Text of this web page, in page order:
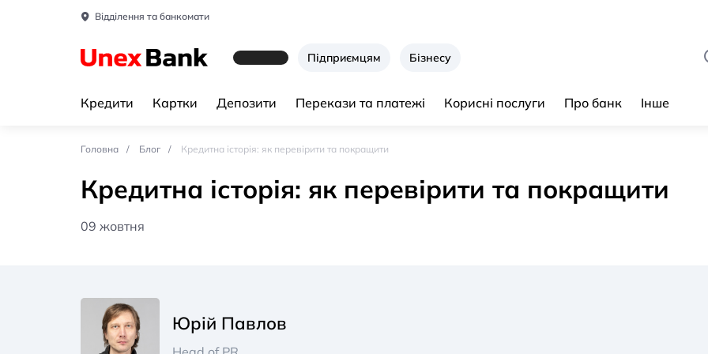
Відділення та банкомати
Підприємцям Бізнесу
Кредити Картки Депозити Перекази та платежі Корисні послуги Про банк Інше
Головна Блог Кредитна історія: як перевірити та покращити
Кредитна історія: як перевірити та покращити
09 жовтня
Юрій Павлов